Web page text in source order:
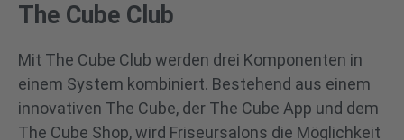
The Cube Club
Mit The Cube Club werden drei Komponenten in
einem System kombiniert. Bestehend aus einem
innovativen The Cube, der The Cube App und dem
The Cube Shop, wird Friseursalons die Möglichkeit